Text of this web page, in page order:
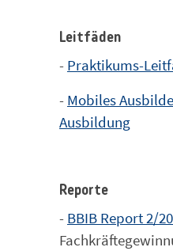
Leitfäden
- Praktikums-
- Mobiles
Ausbildung
Reporte
- BBIB Report 2/